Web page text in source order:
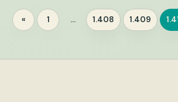
« Pagina
1 … Pagina
1.408 Pagina
1.409